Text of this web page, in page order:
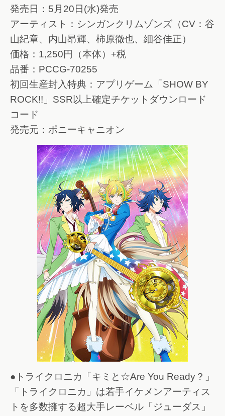
発売日：5月20日(水)発売
アーティスト：シンガンクリムゾンズ（CV：谷
山紀章、内山昂輝、柿原徹也、細谷佳正）
価格：1,250円（本体）+税
品番：PCCG-70255
初回生産封入特典：アプリゲーム「SHOW BY
ROCK!!」SSR以上確定チケットダウンロード
コード
発売元：ポニーキャニオン
●トライクロニカ「キミと☆Are You Ready？」
「トライクロニカ」は若手イケメンアーティス
トを多数擁する超大手レーベル「ジューダス」